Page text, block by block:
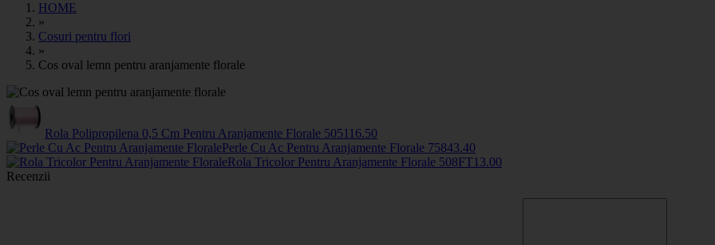
HOME
»
Cosuri pentru flori
»
Cos oval lemn pentru aranjamente florale
Rola Polipropilena 0,5 Cm Pentru Aranjamente Florale 50511 6.50
Perle Cu Ac Pentru Aranjamente Florale 75843.40
Rola Tricolor Pentru Aranjamente Florale 508FT13.00
Recenzii